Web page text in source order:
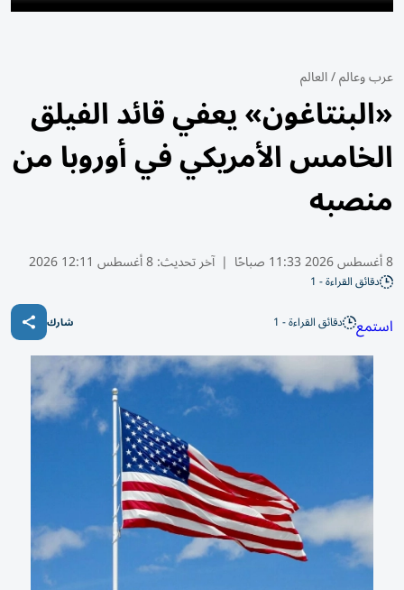
عرب وعالم/العالم
«البنتاغون» يعفي قائد الفيلق
الخامس الأمريكي في أوروبا من
منصبه
8 أغسطس 2026 11:33 صباحًا | آخر تحديث:8 أغسطس 12:11 2026
دقائق القراءة - 1
استمع دقائق القراءة - 1 شارك